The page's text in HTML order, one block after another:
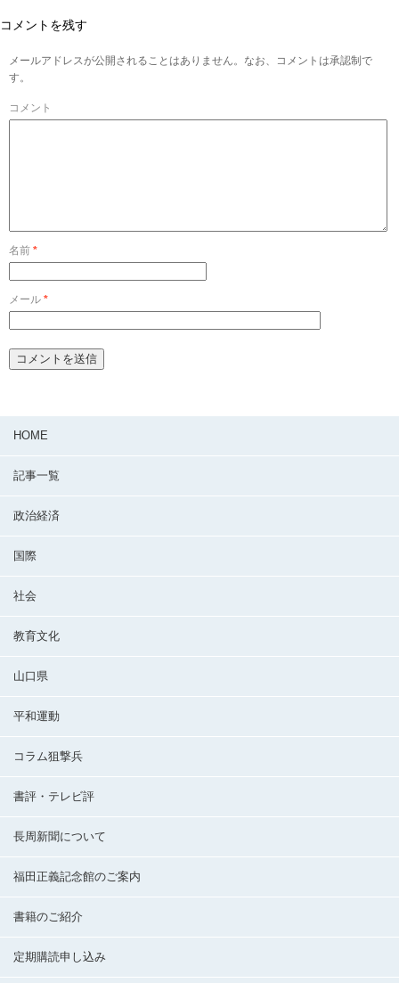
コメントを残す
メールアドレスが公開されることはありません。なお、コメントは承認制で
す。
コメント
名前 *
メール *
HOME
記事一覧
政治経済
国際
社会
教育文化
山口県
平和運動
コラム狙撃兵
書評・テレビ評
長周新聞について
福田正義記念館のご案内
書籍のご紹介
定期購読申し込み